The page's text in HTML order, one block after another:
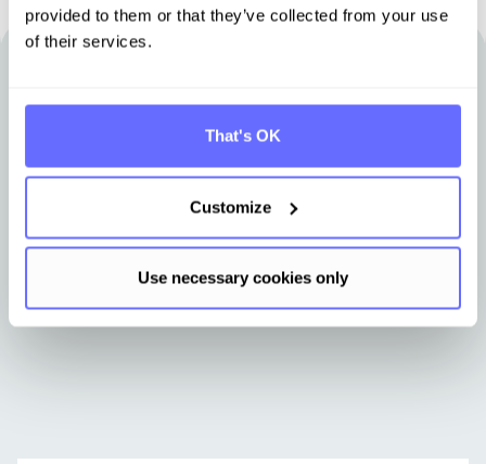
provided to them or that they’ve collected from your use
of their services.
That's OK
Customize
Use necessary cookies only
Andere Artikel, die für Sie interessant
Erfahren Sie Neuigkeiten aus dem Tansoversum.